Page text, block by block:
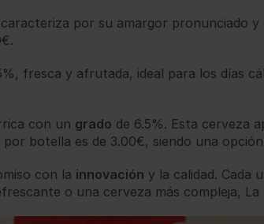
por su amargor pronunciado
fresca y afrutada, ideal para los días
con un grado de 6.5%. Esta cerveza
botella es de 3.00€, siendo una
con la innovación y la calidad. Cada
o una cerveza más compleja,